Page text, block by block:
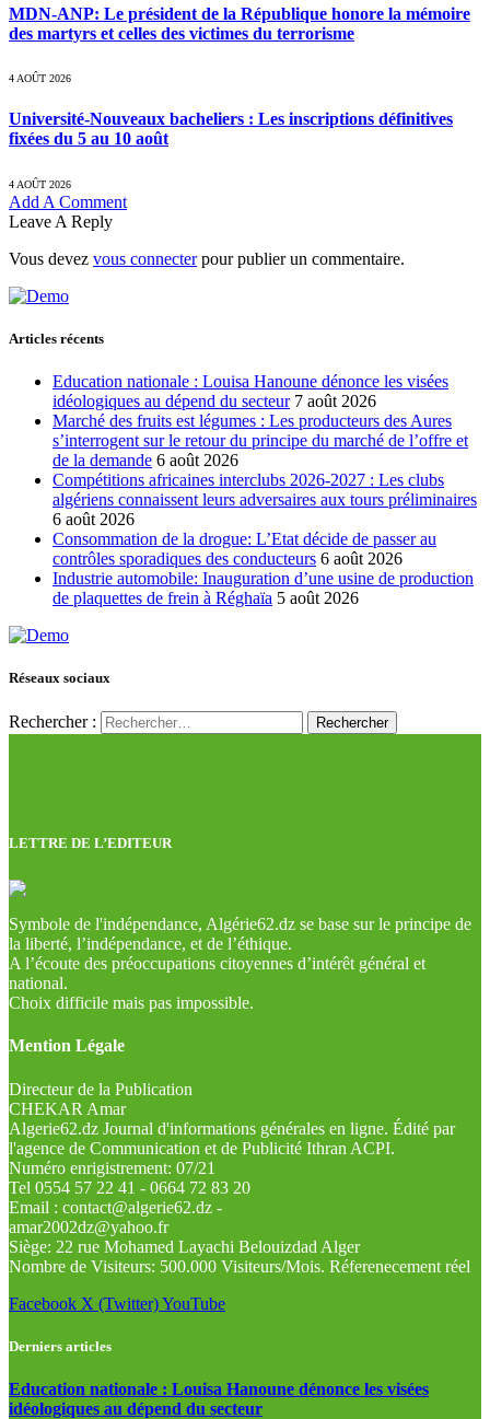
MDN-ANP: Le président de la République honore la mémoire
des martyrs et celles des victimes du terrorisme
4 AOÛT 2026
Université-Nouveaux bacheliers : Les inscriptions définitives
fixées du 5 au 10 août
4 AOÛT 2026
Add A Comment
Leave A Reply
Vous devez vous connecterpour publier un commentaire.
Articles récents
Education nationale : Louisa Hanoune dénonce les visées
idéologiques au dépend du secteur 7 août 2026
Marché des fruits est légumes : Les producteurs des Aures
s’interrogent sur le retour du principe du marché de l’offre et
de la demande 6 août 2026
Compétitions africaines interclubs 2026-2027 : Les clubs
algériens connaissent leurs adversaires aux tours préliminaires
6 août 2026
Consommation de la drogue: L’Etat décide de passer au
contrôles sporadiques des conducteurs 6 août 2026
Industrie automobile: Inauguration d’une usine de production
de plaquettes de frein à Réghaïa 5 août 2026
Réseaux sociaux
Rechercher :
LETTRE DE L’EDITEUR
Symbole de l'indépendance, Algérie62.dz se base sur le principe de
la liberté, l’indépendance, et de l’éthique.
A l’écoute des préoccupations citoyennes d’intérêt général et
national.
Choix difficile mais pas impossible.
Mention Légale
Directeur de la Publication
CHEKAR Amar
Algerie62.dz Journal d'informations générales en ligne. Édité par
l'agence de Communication et de Publicité Ithran ACPI.
Numéro enrigistrement: 07/21
Tel 0554 57 22 41 - 0664 72 83 20
Email : contact@algerie62.dz -
amar2002dz@yahoo.fr
Siège: 22 rue Mohamed Layachi Belouizdad Alger
Nombre de Visiteurs: 500.000 Visiteurs/Mois. Réferenecement réel
Facebook X (Twitter)YouTube
Derniers articles
Education nationale : Louisa Hanoune dénonce les visées
idéologiques au dépend du secteur